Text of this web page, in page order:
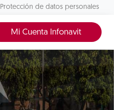
Protección de datos personales
Mi Cuenta Infonavit